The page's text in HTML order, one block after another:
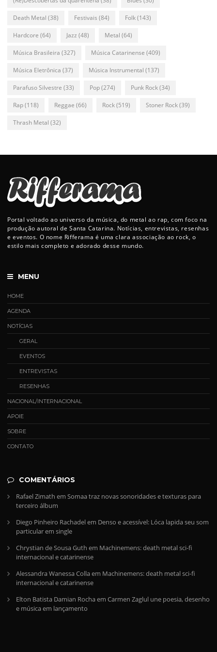
Death Metal (38) Festivais (84) Folk(143)
Hardcore (64) Jazz (48) Metal (64)
Música Brasileira (327) Música Catarinense (409)
Música Eletrônica (37) Música Instrumental (137)
Parafuso Silvestre (33) Pop(274) Punk Rock(34)
Rap(118) Reggae (66) Rock(519) Stoner Rock(39)
Thrash Metal (32)
Portal voltado ao universo da música, do metal ao rap, com foco na
produção autoral de Santa Catarina. Notícias, entrevistas, resenhas
e eventos. O nome Rifferama é uma clara associação ao rock, o
estilo mais completo e adorado desse mundo.
MENU
HOME
AGENDA
NOTÍCIAS
GERAL
EVENTOS
ENTREVISTAS
RESENHAS
NACIONAL/INTERNACIONAL
APOIE
SOBRE
CONTATO
COMENTÁRIOS
Rafael Zimath em Somaa traz novas sonoridades e texturas para
terceiro álbum
Diego Pinheiro Rachadelem Denso e acessível: Lóca lapida seu som
particular em single
Chrystian de Sousa Guth em Machinemens: death metal sci-fi
internacional e catarinense
Alessandra Wanessa Collaem Machinemens: death metal sci-fi
internacional e catarinense
Elton Batista Damian Rochaem Carmen Zaglul une poesia, desenho
e música em lançamento